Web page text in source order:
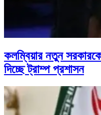
কলম্বিয়ার নতুন
দিচ্ছে ট্রাম্প প্রশাসন